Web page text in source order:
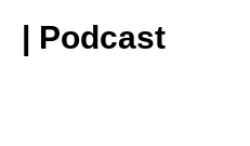
| Podcast